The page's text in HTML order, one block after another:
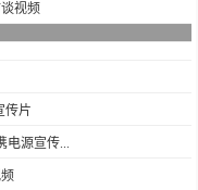
视频
传片
电源宣传...